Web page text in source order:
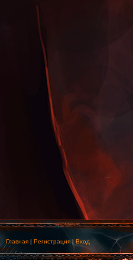
Главная | Регистрация | Вход